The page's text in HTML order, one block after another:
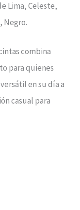
Lima, Celeste,
Negro.
combina
para quienes
en su día a
casual para